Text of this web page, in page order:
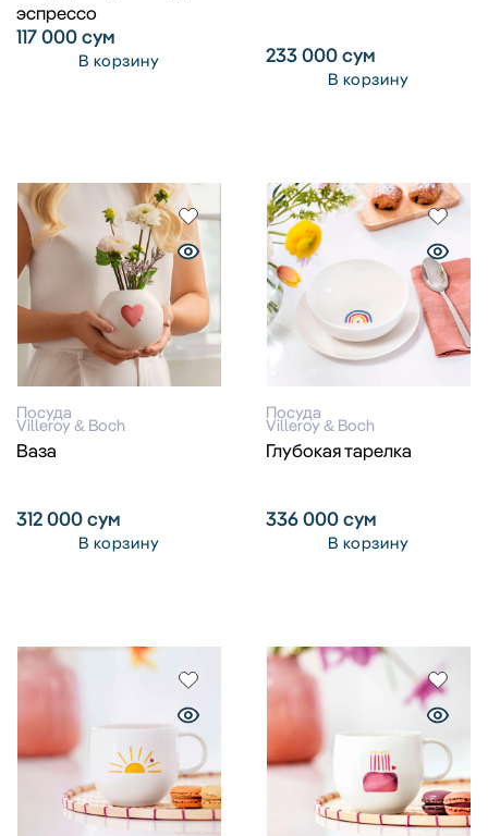
эспрессо
117 000сум
В корзину 233 000сум
В корзину
Посуда
Villeroy & Boch
Ваза
312 000сум
В корзину
Посуда
Villeroy & Boch
Глубокая тарелка
336 000сум
В корзину